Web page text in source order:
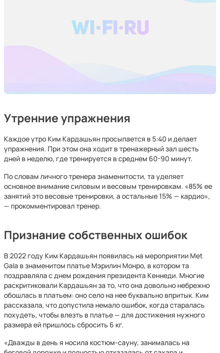
Утренние упражнения
Каждое утро Ким Кардашьян просыпается в 5:40 и делает
упражнения. При этом она ходит в тренажерный зал шесть
дней в неделю, где тренируется в среднем 60-90 минут.
По словам личного тренера знаменитости, та уделяет
основное внимание силовым и весовым тренировкам. «85% ее
занятий это весовые тренировки, а остальные 15% — кардио»,
— прокомментировал тренер.
Признание собственных ошибок
В 2022 году Ким Кардашьян появилась на мероприятии Met
Gala в знаменитом платье Мэрилин Монро, в котором та
поздравляла с днем рождения президента Кеннеди. Многие
раскритиковали Кардашьян за то, что она довольно небрежно
обошлась в платьем: оно село на нее буквально впритык. Ким
рассказала, что допустила немало ошибок, когда старалась
похудеть, чтобы влезть в платье — для достижения нужного
размера ей пришлось сбросить 6 кг.
«Дважды в день я носила костюм-сауну, занималась на